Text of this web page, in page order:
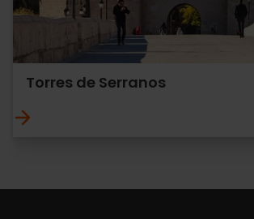
Torres de Serranos